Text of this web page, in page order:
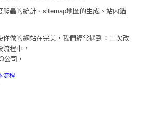
蟲的統計、sitemap地圖的生成、站内錨
做的網站在完美，我們經常遇到：二次改
程中，
公司，
流程